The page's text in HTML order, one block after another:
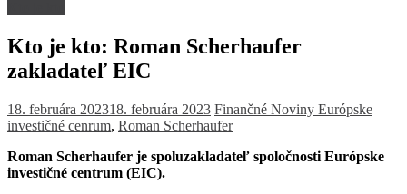
Kto je kto: Roman Scherhaufer
zakladateľ EIC
18. februára 202318. februára 2023 Finančné Noviny Európske
investičné cenrum, Roman Scherhaufer
Roman Scherhaufer je spoluzakladateľ spoločnosti Európske
investičné centrum (EIC).